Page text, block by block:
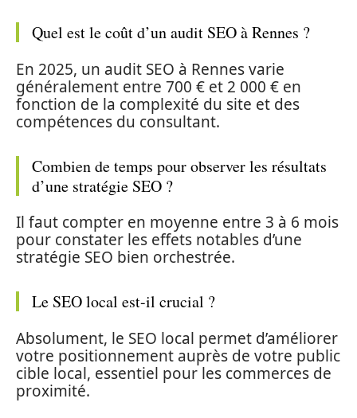
Quel est le coût d’un audit SEO à Rennes ?
En 2025, un audit SEO à Rennes varie
généralement entre 700 € et 2 000 € en
fonction de la complexité du site et des
compétences du consultant.
Combien de temps pour observer les résultats
d’une stratégie SEO ?
Il faut compter en moyenne entre 3 à 6 mois
pour constater les effets notables d’une
stratégie SEO bien orchestrée.
Le SEO local est-il crucial ?
Absolument, le SEO local permet d’améliorer
votre positionnement auprès de votre public
cible local, essentiel pour les commerces de
proximité.